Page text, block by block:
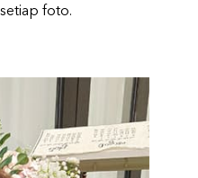
foto.